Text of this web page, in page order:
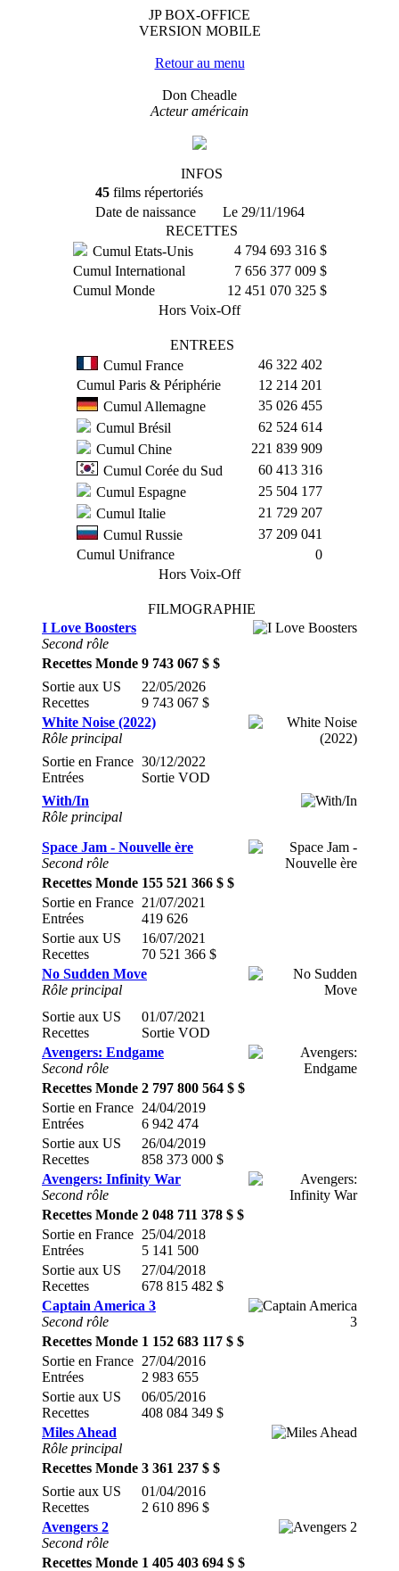
JP BOX-OFFICE
VERSION MOBILE
Retour au menu
Don Cheadle
Acteur américain
INFOS
45films répertoriés
Date de naissance
Le 29/11/1964
RECETTES
Cumul Etats-Unis
4 794 693 316 $
Cumul International
7 656 377 009 $
Cumul Monde
12 451 070 325 $
Hors Voix-Off
ENTREES
Cumul France
46 322 402
Cumul Paris & Périphérie
12 214 201
Cumul Allemagne
35 026 455
Cumul Brésil
62 524 614
Cumul Chine
221 839 909
Cumul Corée du Sud
60 413 316
Cumul Espagne
25 504 177
Cumul Italie
21 729 207
Cumul Russie
37 209 041
Cumul Unifrance
0
Hors Voix-Off
FILMOGRAPHIE
I Love Boosters
Second rôle
Recettes Monde 9 743 067 $ $
Sortie aux US
Recettes
22/05/2026
9 743 067 $
White Noise (2022)
Rôle principal
Sortie en France
Entrées
30/12/2022
Sortie VOD
With/In
Rôle principal
Space Jam - Nouvelle ère
Second rôle
Recettes Monde 155 521 366 $ $
Sortie en France
Entrées
21/07/2021
419 626
Sortie aux US
Recettes
16/07/2021
70 521 366 $
No Sudden Move
Rôle principal
Sortie aux US
Recettes
01/07/2021
Sortie VOD
Avengers: Endgame
Second rôle
Recettes Monde 2 797 800 564 $ $
Sortie en France
Entrées
24/04/2019
6 942 474
Sortie aux US
Recettes
26/04/2019
858 373 000 $
Avengers: Infinity War
Second rôle
Recettes Monde 2 048 711 378 $ $
Sortie en France
Entrées
25/04/2018
5 141 500
Sortie aux US
Recettes
27/04/2018
678 815 482 $
Captain America 3
Second rôle
Recettes Monde 1 152 683 117 $ $
Sortie en France
Entrées
27/04/2016
2 983 655
Sortie aux US
Recettes
06/05/2016
408 084 349 $
Miles Ahead
Rôle principal
Recettes Monde 3 361 237 $ $
Sortie aux US
Recettes
01/04/2016
2 610 896 $
Avengers 2
Second rôle
Recettes Monde 1 405 403 694 $ $